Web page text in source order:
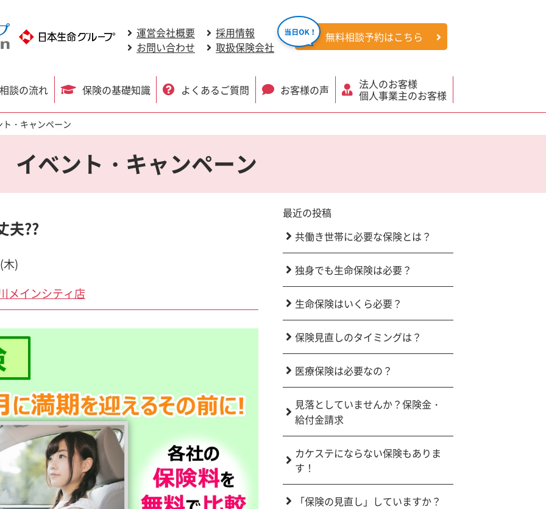
運営会社概要
採用情報
お問い合わせ
取扱保険会社
無料相談予約はこちら
談の流れ 保険の基礎知識 よくあるご質問 お客様の声 法人のお客様
個人事業主のお客様
ト・キャンペーン
イベント・キャンペーン
夫??
木)
メインシティ店
最近の投稿
共働き世帯に必要な保険とは？
独身でも生命保険は必要？
生命保険はいくら必要？
保険見直しのタイミングは？
医療保険は必要なの？
見落としていませんか？保険金・
給付金請求
カケステにならない保険もありま
す！
「保険の見直し」していますか？